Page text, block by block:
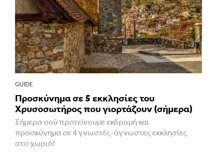
GUIDE
Προσκύνημα σε 5 εκκλησίες του
Χρυσοσωτήρος που γιορτάζουν (σήμερα)
Σήμερα σού προτείνουμε εκδρομή και
προσκύνημα σε 4 γνωστές-άγνωστες εκκλησίες
στο χωριό!